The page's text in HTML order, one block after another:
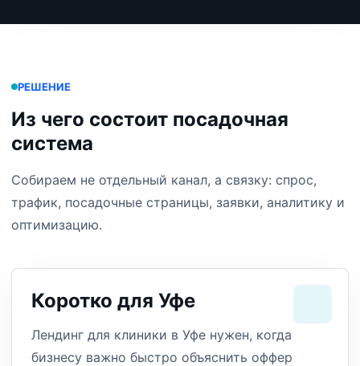
РЕШЕНИЕ
Из чего состоит посадочная
система
Собираем не отдельный канал, а связку: спрос,
трафик, посадочные страницы, заявки, аналитику и
оптимизацию.
Коротко для Уфе
Лендинг для клиники в Уфе нужен, когда
бизнесу важно быстро объяснить оффер